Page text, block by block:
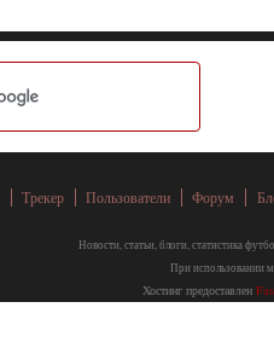
Трекер Пользователи Форум
Новости, статьи, блоги, статистика
При использовании
Хостинг предоставлен